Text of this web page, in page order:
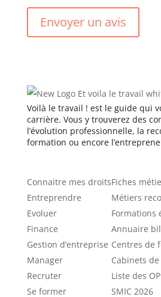
Envoyer un avis
Voilà le travail ! est le guide qui
carrière. Vous y trouverez des
l’évolution professionnelle, la
formation ou encore
Connaitre mes droits
Entreprendre
Evoluer
Finance
Gestion d’entreprise
Manager
Recruter
Se former
Fiches
Métiers
Formations
Annuaire
Centres de
Cabinets
Liste des
SMIC 2026